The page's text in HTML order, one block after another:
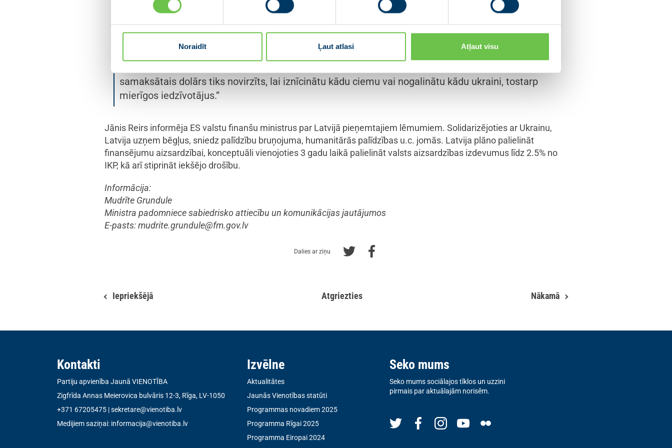
Noraidīt Ļaut atlasi Atļaut visu
Mudinot ES valstu finanšu ministrus diskutēt par straujāku pāreju uz alternatīviem enerģijas
avotiem, finanšu ministrs Jānis Reirs norādīja: “Mēs esam pieņēmuši un tuvākajā laikā
neatkarību. Mēs kā ekonomika arī cietīsim, bet īstermiņa kaitējums mūsu ekonomikai ir
samaksātais dolārs tiks novirzīts, lai iznīcinātu kādu ciemu vai nogalinātu kādu ukraini, tostarp
mierīgos iedzīvotājus.”
Jānis Reirs informēja ES valstu finanšu ministrus par Latvijā pieņemtajiem lēmumiem. Solidarizējoties ar Ukrainu,
Latvija uzņem bēgļus, sniedz palīdzību bruņojuma, humanitārās palīdzības u.c. jomās. Latvija plāno palielināt
finansējumu aizsardzībai, konceptuāli vienojoties 3 gadu laikā palielināt valsts aizsardzības izdevumus līdz 2.5% no
IKP, kā arī stiprināt iekšējo drošību.
Informācija:
Mudrīte Grundule
Ministra padomniece sabiedrisko attiecību un komunikācijas jautājumos
E-pasts:mudrite.grundule@fm.gov.lv
Dalies ar ziņu
Iepriekšējā Atgriezties Nākamā
Kontakti
Partiju apvienība Jaunā VIENOTĪBA
Zigfrīda Annas Meierovica bulvāris 12-3, Rīga, LV-1050
+371 67205475 |sekretare@vienotiba.lv
Medijiem saziņai: informacija@vienotiba.lv
Izvēlne
Aktualitātes
Jaunās Vienotības statūti
Programmas novadiem 2025
Programma Rīgai 2025
Programma Eiropai 2024
Seko mums
Seko mums sociālajos tīklos un uzzini
pirmais par aktuālajām norisēm.